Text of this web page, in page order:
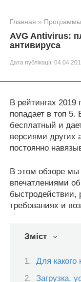
Главная » Программы
AVG Antivirus:
антивируса
Дата публікації:
В рейтингах 2019
попадает в топ 5.
бесплатный и
версиями других
постоянно
В этом обзоре
впечатлениями
быстродействии,
требованиях и
Зміст
Для какого
Загрузка,